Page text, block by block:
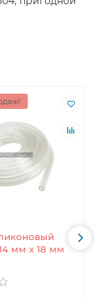
мм x 18 мм